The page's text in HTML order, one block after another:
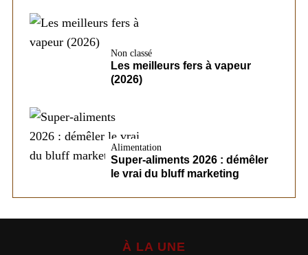
Non classé
Les meilleurs fers à vapeur
(2026)
Alimentation
Super-aliments 2026 : démêler
le vrai du bluff marketing
À LA UNE